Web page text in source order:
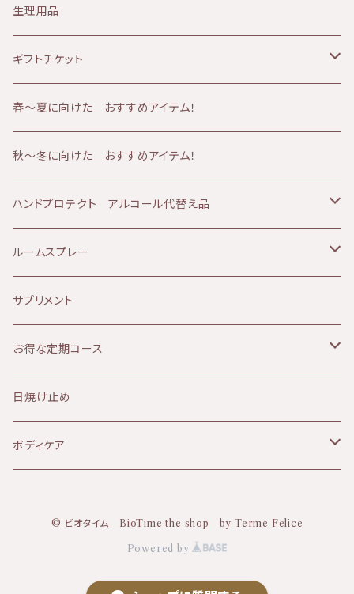
華布
山燕庵
AMBESSA & CO（アンベッサアンドコー）
yuica（ユイカ）
sisiFILLE （シシフィーユ）
Aroma France（アロマフランス）
HEMP FOREST（ヘンプフォレスト）
le sens (ルサンス）
NATURALCOSMO(ナチュラルコスモ）
HERBIVORE(ハービボア）
セラクティブウォーター
URB APOTHECARY(アーブアポセカリー)
ニキビ肌
くすみ肌
アトピー肌
エイジング肌
日焼け肌
美白、シミ
しわ、ハリ、たるみ
痒み
デトックス
毛穴、ザラつき
シャンプー
シャワーアイテム
メンズケア
冷え
ベビーアイテム
エッセンシャルオイル
ファンデーション
ヘアケア
ヘルスケア
パック
30代
40代
50代
60代
ミルククレンジング
化粧水
オイル
バーム
クリーム
美容液
乳液
アイクリーム
パック
フラワーウォーター
フェイスパウダー
生理用品
ギフトチケット
フェイシャルコース
60分コース
90分コース
ボディコース
60分コース
90分コース
ボディ＆フェイシャルコース
春〜夏に向けた おすすめアイテム！
秋～冬に向けた おすすめアイテム！
ハンドプロテクト アルコール代替え品
テルメ・アクア 1リットル
テルメ・アクア 80ミリ
テルメ・アクア ハンドケアジェル
ルームスプレー
マスクスプレー
サプリメント
お得な定期コース
KIRI
6ヶ月コース
日焼け止め
ボディケア
© ビオタイム BioTime the shop by Terme Felice
Powered by